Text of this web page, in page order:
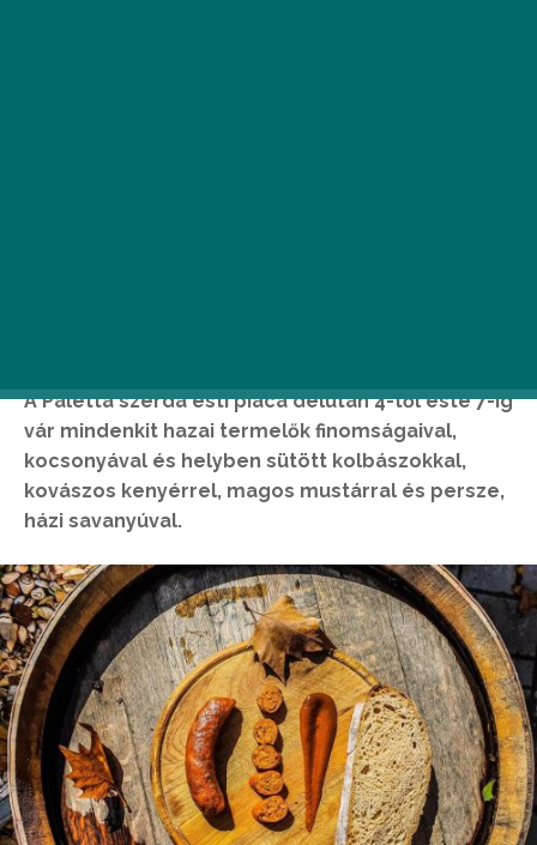
A Paletta szerda esti piaca délután 4-től este 7-ig
vár mindenkit hazai termelők finomságaival,
kocsonyával és helyben sütött kolbászokkal,
kovászos kenyérrel, magos mustárral és persze,
házi savanyúval.